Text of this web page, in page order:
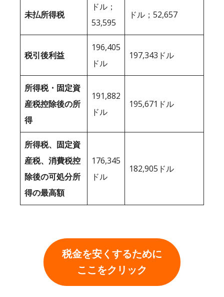
未払所得税
ドル；
53,595
ドル；52,657
税引後利益
196,405
ドル
197,343ドル
所得税・固定資
産税控除後の所
得
191,882
ドル
195,671ドル
所得税、固定資
産税、消費税控
除後の可処分所
得の最高額
176,345
ドル
182,905ドル
税金を安くするために
ここをクリック